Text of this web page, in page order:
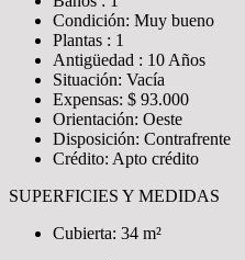
Condición: Muy bueno
Plantas : 1
Antigüedad : 10 Años
Situación: Vacía
Expensas: $ 93.000
Orientación: Oeste
Disposición: Contrafrente
Crédito: Apto crédito
SUPERFICIES Y MEDIDAS
Cubierta: 34 m²